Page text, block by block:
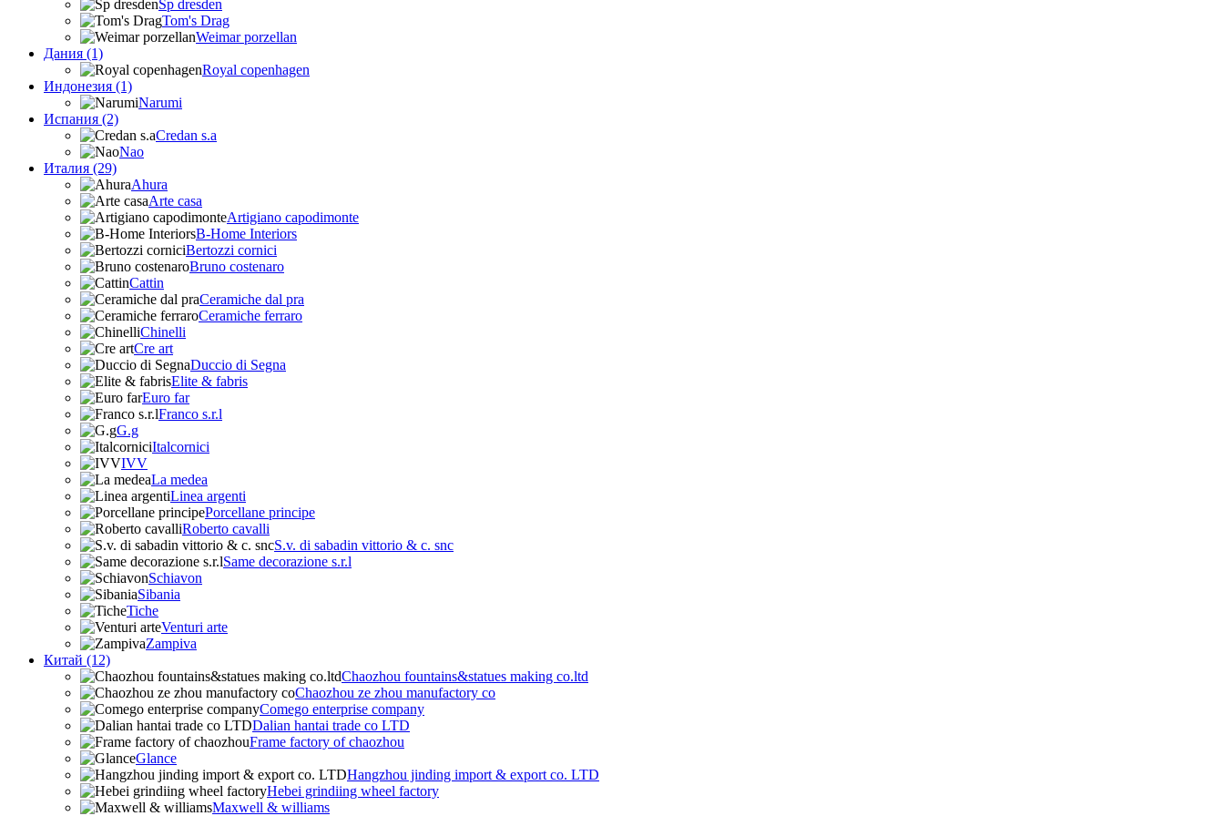
Sp dresden
Tom's Drag
Weimar porzellan
Дания (1)
Royal copenhagen
Индонезия (1)
Narumi
Испания (2)
Credan s.a
Nao
Италия (29)
Ahura
Arte casa
Artigiano capodimonte
B-Home Interiors
Bertozzi cornici
Bruno costenaro
Cattin
Ceramiche dal pra
Ceramiche ferraro
Chinelli
Cre art
Duccio di Segna
Elite & fabris
Euro far
Franco s.r.l
G.g
Italcornici
IVV
La medea
Linea argenti
Porcellane principe
Roberto cavalli
S.v. di sabadin vittorio & c. snc
Same decorazione s.r.l
Schiavon
Sibania
Tiche
Venturi arte
Zampiva
Китай (12)
Chaozhou fountains&statues making co.ltd
Chaozhou ze zhou manufactory co
Comego enterprise company
Dalian hantai trade co LTD
Frame factory of chaozhou
Glance
Hangzhou jinding import & export co. LTD
Hebei grindiing wheel factory
Maxwell & williams